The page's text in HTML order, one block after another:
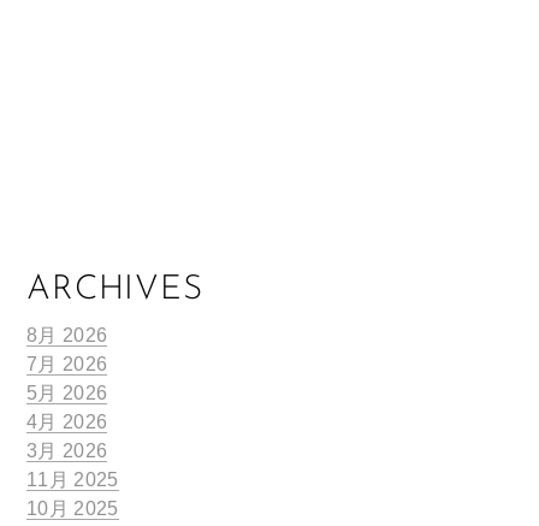
ARCHIVES
8月 2026
7月 2026
5月 2026
4月 2026
3月 2026
11月 2025
10月 2025